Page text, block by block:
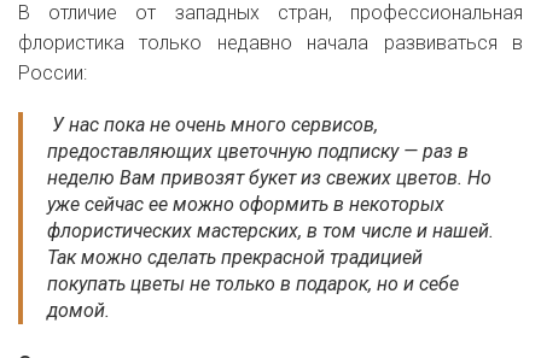
В отличие от западных стран, профессиональная
флористика только недавно начала развиваться в
России:
У нас пока не очень много сервисов,
предоставляющих цветочную подписку — раз в
неделю Вам привозят букет из свежих цветов. Но
уже сейчас ее можно оформить в некоторых
флористических мастерских, в том числе и нашей.
Так можно сделать прекрасной традицией
покупать цветы не только в подарок, но и себе
домой.